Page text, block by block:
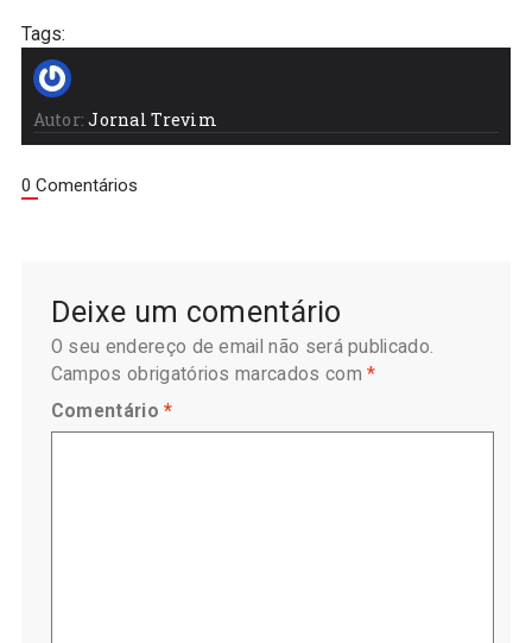
Tags:
Autor: Jornal Trevim
0 Comentários
Deixe um comentário
O seu endereço de email não será publicado.
Campos obrigatórios marcados com*
Comentário*